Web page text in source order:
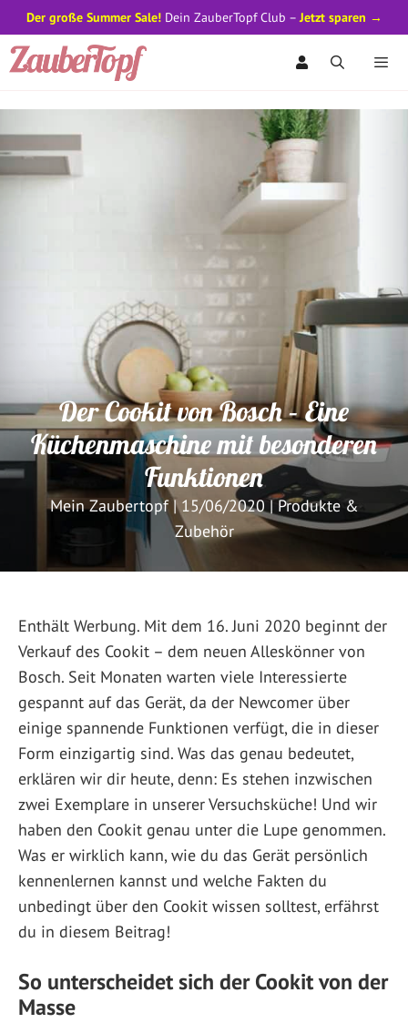
Zum
Inhalt
Der Cookit von Bosch – Eine
Küchenmaschine mit besonderen
Funktionen
Mein Zaubertopf|15/06/2020|Produkte &
Zubehör
Enthält Werbung. Mit dem 16. Juni 2020 beginnt der
Verkauf des Cookit – dem neuen Alleskönner von
Bosch. Seit Monaten warten viele Interessierte
gespannt auf das Gerät, da der Newcomer über
einige spannende Funktionen verfügt, die in dieser
Form einzigartig sind. Was das genau bedeutet,
erklären wir dir heute, denn: Es stehen inzwischen
zwei Exemplare in unserer Versuchsküche! Und wir
haben den Cookit genau unter die Lupe genommen.
Was er wirklich kann, wie du das Gerät persönlich
kennenlernen kannst und welche Fakten du
unbedingt über den Cookit wissen solltest, erfährst
du in diesem Beitrag!
So unterscheidet sich der Cookit von der
Masse
Der große Summer Sale!Dein ZauberTopf Club –Jetzt sparen →